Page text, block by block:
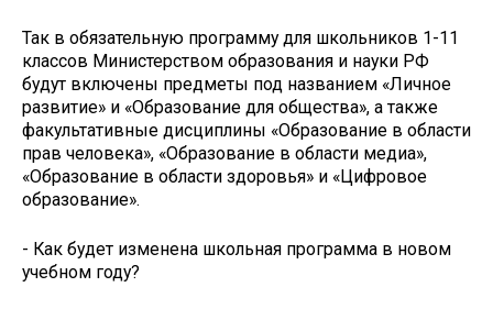
Так в обязательную программу для школьников 1-11
классов Министерством образования и науки РФ
будут включены предметы под названием «Личное
развитие» и «Образование для общества», а также
факультативные дисциплины «Образование в области
прав человека», «Образование в области медиа»,
«Образование в области здоровья» и «Цифровое
образование».
- Как будет изменена школьная программа в новом
учебном году?